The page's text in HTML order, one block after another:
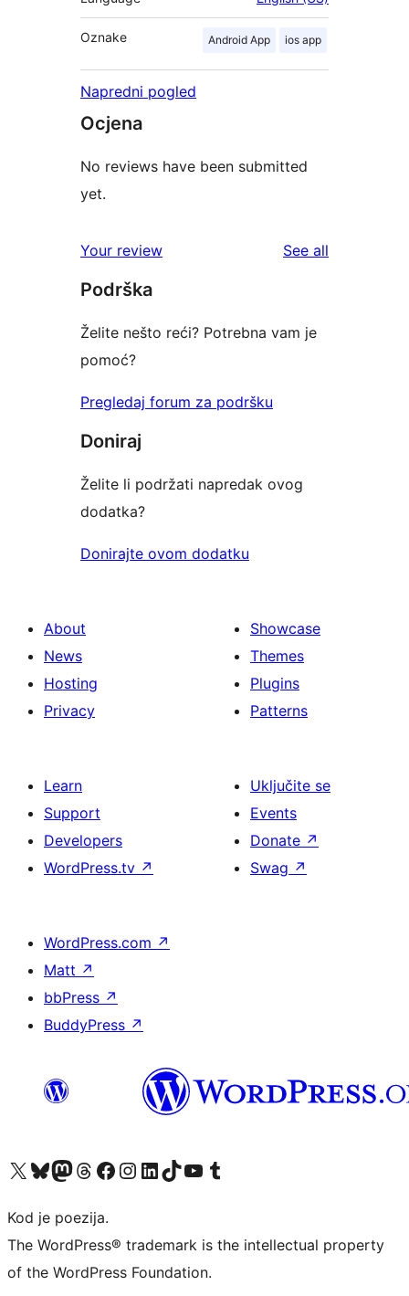
Oznake Android App ios app
Napredni pogled
Ocjena
No reviews have been submitted
yet.
Your review See all
Podrška
Želite nešto reći? Potrebna vam je
pomoć?
Pregledaj forum za podršku
Doniraj
Želite li podržati napredak ovog
dodatka?
Donirajte ovom dodatku
About
News
Hosting
Privacy
Showcase
Themes
Plugins
Patterns
Learn
Support
Developers
WordPress.tv ↗
Uključite se
Events
Donate ↗
Swag ↗
WordPress.com ↗
Matt ↗
bbPress ↗
BuddyPress ↗
Visit our X (formerly Twitter) account
Visit our Bluesky account
Visit our Mastodon account
Visit our Threads account
Visit our Facebook page
Visit our Instagram account
Visit our LinkedIn account
Visit our TikTok account
Visit our YouTube channel
Visit our Tumblr account
Kod je poezija.
The WordPress® trademark is the intellectual property
of the WordPress Foundation.